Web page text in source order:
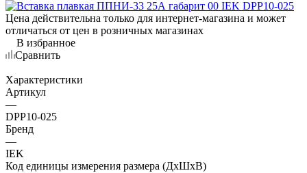
Цена действительна только для интернет-магазина и может
отличаться от цен в розничных магазинах
В избранное
Сравнить
Характеристики
Артикул
—
DPP10-025
Бренд
—
IEK
Код единицы измерения размера (ДхШхВ)